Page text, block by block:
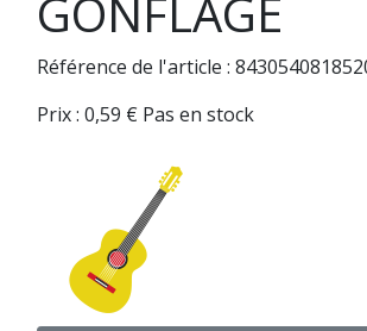
GONFLAGE
Référence de l'article :
Prix : 0,59 € Pas en stock